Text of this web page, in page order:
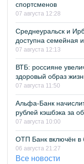
спортсменов
07 августа 12:28
Среднеуральск и
доступна семейная
07 августа 12:13
ВТБ: россияне
здоровый образ
07 августа 11:50
Альфа-Банк
рублей кэшбэка за
07 августа 10:00
ОТП Банк включён
06 августа 21:27
Все новости